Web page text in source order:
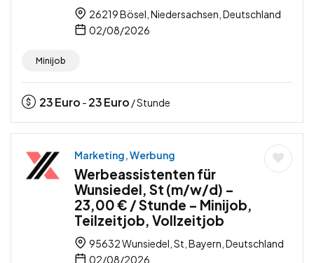
26219 Bösel, Niedersachsen, Deutschland
02/08/2026
Minijob
23Euro - 23Euro / Stunde
Marketing, Werbung
Werbeassistenten für
Wunsiedel, St (m/w/d) –
23,00 € / Stunde – Minijob,
Teilzeitjob, Vollzeitjob
95632 Wunsiedel, St, Bayern, Deutschland
02/08/2026